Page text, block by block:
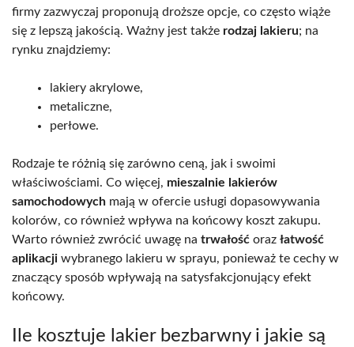
firmy zazwyczaj proponują droższe opcje, co często wiąże
się z lepszą jakością. Ważny jest także rodzaj lakieru; na
rynku znajdziemy:
lakiery akrylowe,
metaliczne,
perłowe.
Rodzaje te różnią się zarówno ceną, jak i swoimi
właściwościami. Co więcej, mieszalnie lakierów
samochodowych mają w ofercie usługi dopasowywania
kolorów, co również wpływa na końcowy koszt zakupu.
Warto również zwrócić uwagę na trwałość oraz łatwość
aplikacji wybranego lakieru w sprayu, ponieważ te cechy w
znaczący sposób wpływają na satysfakcjonujący efekt
końcowy.
Ile kosztuje lakier bezbarwny i jakie są